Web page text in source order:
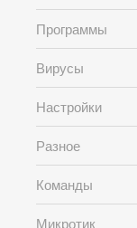
Программы
Вирусы
Настройки
Разное
Команды
Микротик